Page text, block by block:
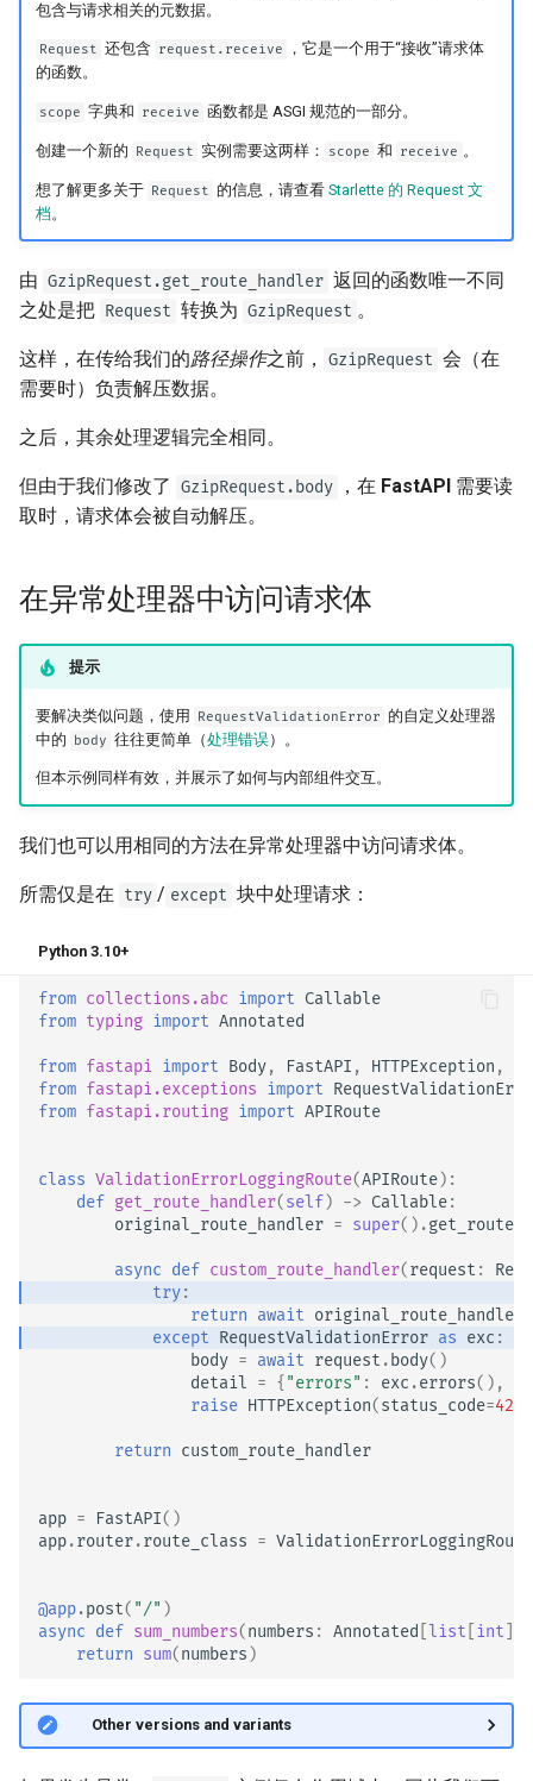
包含与请求相关的元数据。
Request 还包含 request.receive
，它是一个用于“接收”请求体
的函数。
scope 字典和 receive 函数都是 ASGI 规范的一部分。
创建一个新的 Request 实例需要这两样： scope 和 receive 。
想了解更多关于 Request 的信息，请查看 Starlette 的 Request 文
档 。
由 GzipRequest.get_route_handler 返回的函数唯一不同
之处是把 Request 转换为 GzipRequest 。
这样，在传给我们的路径操作之前， GzipRequest 会（在
需要时）负责解压数据。
之后，其余处理逻辑完全相同。
但由于我们修改了 GzipRequest.body ，在 FastAPI 需要读
取时，请求体会被自动解压。
在异常处理器中访问请求体
提示
要解决类似问题，使用 RequestValidationError
的自定义处理器
中的
body 往往更简单（处理错误）。
但本示例同样有效，并展示了如何与内部组件交互。
我们也可以用相同的方法在异常处理器中访问请求体。
所需仅是在 try / except 块中处理请求：
Python 3.10+
from collections.abc import Callable
from typing import Annotated
from fastapi import Body, FastAPI , HTTPException ,
from fastapi.exceptions import
from fastapi.routing import APIRoute
class ValidationErrorLoggingRoute(APIRoute):
def get_route_handler(self ) -> Callable:
original_route_handler = super() .
async def custom_route_handler(request :
try:
return await original_route_handler
except RequestValidationError as exc :
body = await request .body()
detail = { "errors" : exc .errors(),
raise HTTPException(status_code=422
return custom_route_handler
app = FastAPI()
app.router.route_class = ValidationErrorLoggingRoute
@app.post( "/" )
async def sum_numbers(numbers : Annotated list int
return sum(numbers )
🤓 Other versions and variants